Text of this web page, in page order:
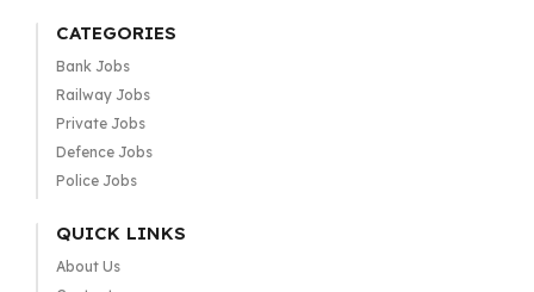
CATEGORIES
Bank Jobs
Railway Jobs
Private Jobs
Defence Jobs
Police Jobs
QUICK LINKS
About Us